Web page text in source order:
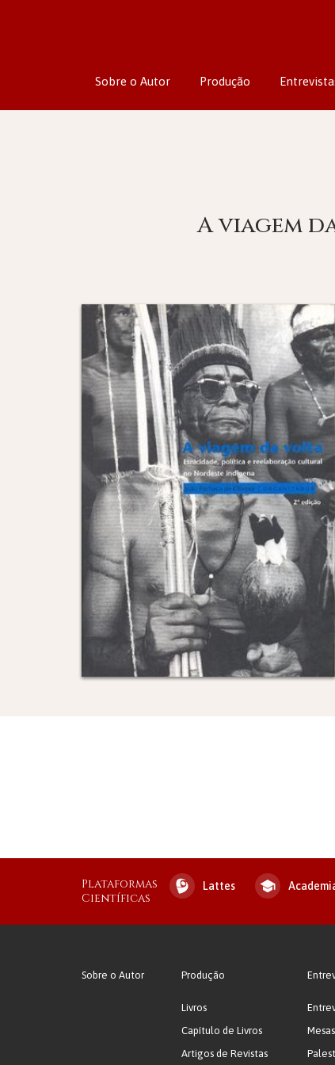
Sobre o Autor Produção
A viagem
Plataformas
Científicas
Lattes
Sobre o Autor Produção
Livros
Capítulo de Livros
Artigos de Revistas